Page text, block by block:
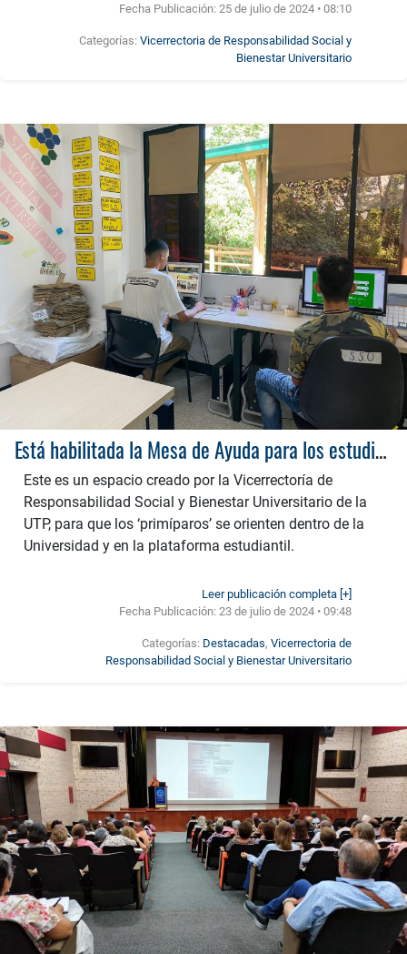
Fecha Publicación:25 de julio de 2024 • 08:10
Categorías:Vicerrectoria de Responsabilidad Social y
Bienestar Universitario
Está habilitada la Mesa de Ayuda para los estudiantes nuevos de la UTP
Este es un espacio creado por la Vicerrectoría de
Responsabilidad Social y Bienestar Universitario de la
UTP, para que los ‘primíparos’ se orienten dentro de la
Universidad y en la plataforma estudiantil.
Leer publicación completa [+]
Fecha Publicación:23 de julio de 2024 • 09:48
Categorías: Destacadas,Vicerrectoria de
Responsabilidad Social y Bienestar Universitario